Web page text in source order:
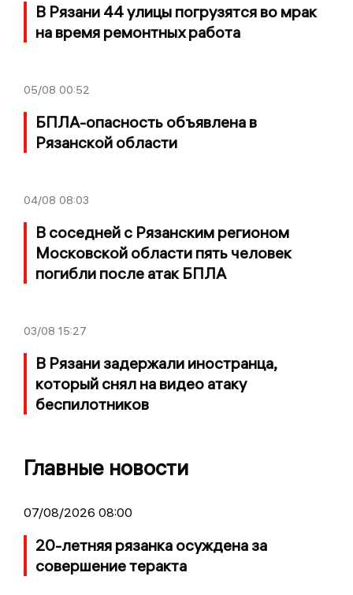
В Рязани 44 улицы погрузятся во мрак
на время ремонтных работа
05/08 00:52
БПЛА-опасность объявлена в
Рязанской области
04/08 08:03
В соседней с Рязанским регионом
Московской области пять человек
погибли после атак БПЛА
03/08 15:27
В Рязани задержали иностранца,
который снял на видео атаку
беспилотников
Главные новости
07/08/2026 08:00
20-летняя рязанка осуждена за
совершение теракта